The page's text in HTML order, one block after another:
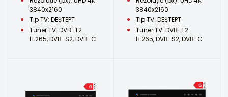
3840x2160
Tip TV: DEȘTEPT
Tuner TV: DVB-T2
H.265, DVB-S2, DVB-C
3840x2160
Tip TV: DEȘTEPT
Tuner TV: DVB-T2
H.265, DVB-S2, DVB-C